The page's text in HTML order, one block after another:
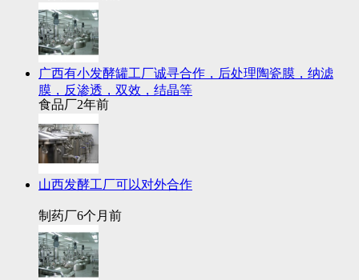
广西有小发酵罐工厂诚寻合作，后处理陶瓷膜，纳滤
膜，反渗透，双效，结晶等
食品厂2年前
山西发酵工厂可以对外合作
制药厂6个月前